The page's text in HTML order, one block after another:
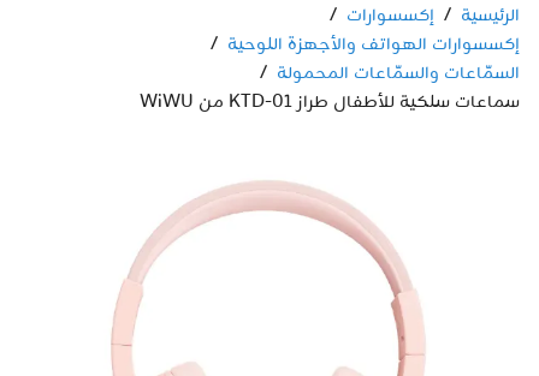
الرئيسية / إكسسوارات /
إكسسوارات الهواتف والأجهزة اللوحية /
السمّاعات والسمّاعات المحمولة /
سماعات سلكية للأطفال طراز KTD-01 من WiWU